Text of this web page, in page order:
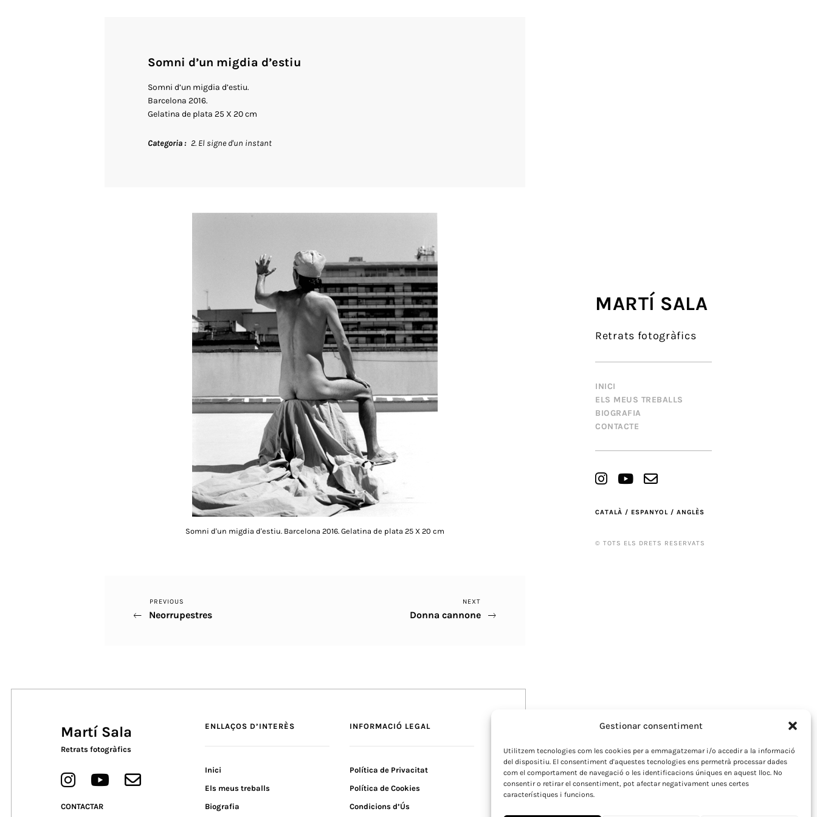
Gestionar consentiment
Utilitzem tecnologies com les cookies per a emmagatzemar i/o accedir a la informació
del dispositiu. El consentiment d'aquestes tecnologies ens permetrà processar dades
com el comportament de navegació o les identificacions úniques en aquest lloc. No
consentir o retirar el consentiment, pot afectar negativament unes certes
característiques i funcions.
MARTÍ SALA
Retrats fotogràfics
INICI
ELS MEUS TREBALLS
BIOGRAFIA
CONTACTE
CATALÀ / ESPANYOL / ANGLÈS
© TOTS ELS DRETS RESERVATS
Somni d’un migdia d’estiu
Somni d’un migdia d’estiu.
Barcelona 2016.
Gelatina de plata 25 X 20 cm
Categoria 2. El signe d'un instant
Somni d'un migdia d'estiu. Barcelona 2016. Gelatina de plata 25 X 20 cm
Navegació
Previous
Post
PREVIOUS
Neorrupestres
Post
NEXT
Donna cannone
Martí Sala
Retrats fotogràfics
CONTACTAR
ENLLAÇOS D’INTERÈS
Inici
Els meus treballs
Biografia
INFORMACIÓ LEGAL
Política de Privacitat
Política de Cookies
Condicions d’Ús